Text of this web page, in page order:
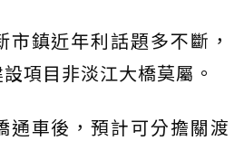
鎮近年利話題多不斷，
項目非淡江大橋莫屬。
通車後，預計可分擔關渡